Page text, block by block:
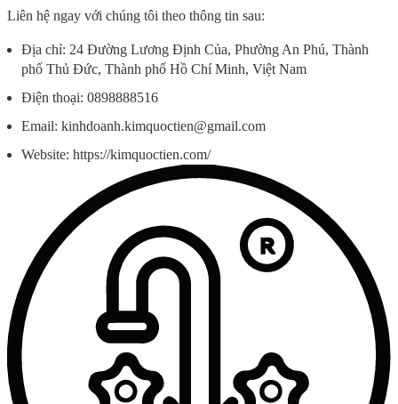
Liên hệ ngay với chúng tôi theo thông tin sau:
Địa chỉ: 24 Đường Lương Định Của, Phường An Phú, Thành
phố Thủ Đức, Thành phố Hồ Chí Minh, Việt Nam
Điện thoại: 0898888516
Email: kinhdoanh.kimquoctien@gmail.com
Website: https://kimquoctien.com/